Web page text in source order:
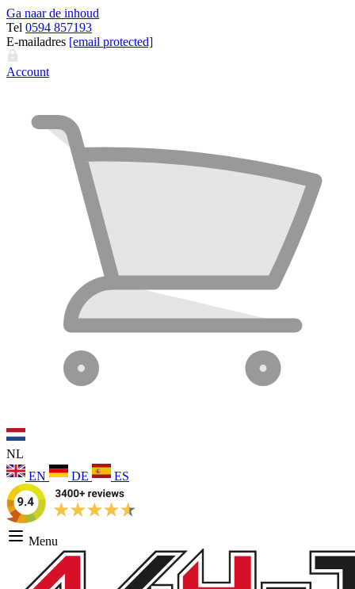
Ga naar de inhoud
Tel 0594 857193
E-mailadres [email protected]
Account
NL
EN
DE ES
Menu